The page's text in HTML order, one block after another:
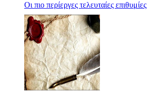
Οι πιο περίεργες τελευταίες επιθυμίες